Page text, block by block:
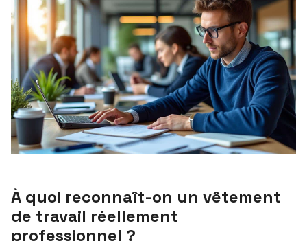
À quoi reconnaît-on un vêtement
de travail réellement
professionnel ?